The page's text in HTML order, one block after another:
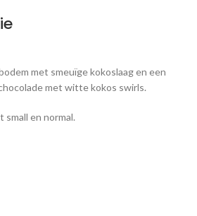
met smeuïge kokoslaag en een
met witte kokos swirls.
small en normal.